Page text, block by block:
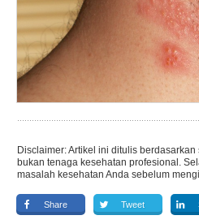
Disclaimer: Artikel ini ditulis
bukan tenaga kesehatan profesional.
masalah kesehatan Anda sebelum
Share Tweet